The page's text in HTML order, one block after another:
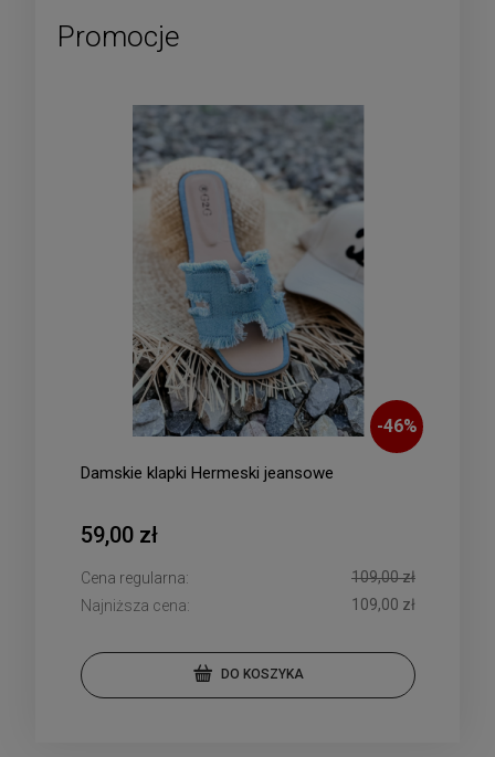
Promocje
-46%
Damskie klapki Hermeski jeansowe
59,00 zł
Cena regularna:
109,00 zł
Najniższa cena:
109,00 zł
DO KOSZYKA